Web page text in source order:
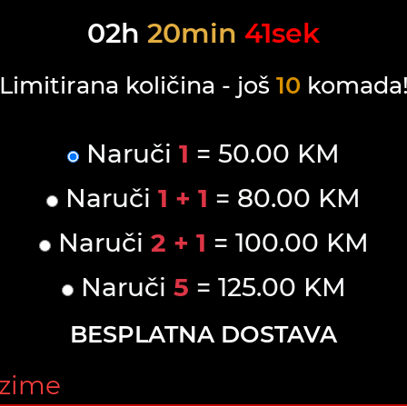
02h 20min 41sek
Limitirana količina - još 10
Naruči 1 = 50.00 KM
Naruči 1 + 1 = 80.00 KM
Naruči 2 + 1 = 100.00 KM
Naruči 5 = 125.00 KM
BESPLATNA DOSTAVA